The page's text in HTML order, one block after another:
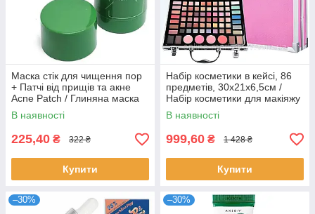
Маска стік для чищення пор
+ Патчі від прищів та акне
Acne Patch / Глиняна маска
від чорних цяток
В наявності
225,40 ₴ 322 ₴
Купити
Набір косметики в кейсі, 86
предметів, 30х21х6,5см /
Набір косметики для макіяжу
/ Б'юті бокс з косметикою
В наявності
999,60 ₴ 1 428 ₴
Купити
–30% –30%